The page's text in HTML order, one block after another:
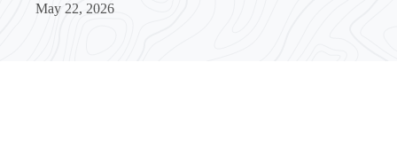
May 22, 2026